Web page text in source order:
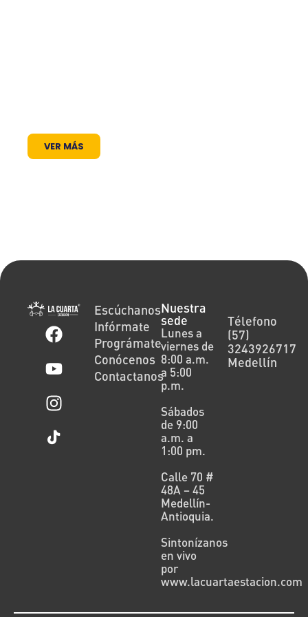
VER MÁS
Escúchanos
Infórmate
Prográmate
Conócenos
Contactanos
Nuestra
sede
Lunes a
viernes de
8:00 a.m.
a 5:00
p.m.
Sábados
de 9:00
a.m. a
1:00 pm.
Calle 70 #
48A – 45
Medellín-
Antioquia.
Sintonízanos
en vivo
por
www.lacuartaestacion.com
Télefono
(57)
3243926717
Medellín